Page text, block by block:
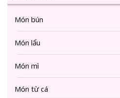
Món bún
Món lẩu
Món mì
Món từ cá